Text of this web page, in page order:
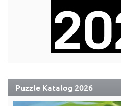
Puzzle Katalog 2026